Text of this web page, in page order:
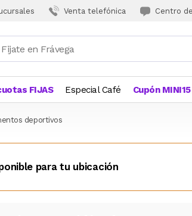
Venta telefónica Centro
FIJAS Especial Café Cupón MINI15
deportivos
para tu ubicación